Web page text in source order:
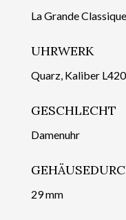
La Grande
UHRWERK
Quarz, Kaliber L420
GESCHLECHT
Damenuhr
29 mm